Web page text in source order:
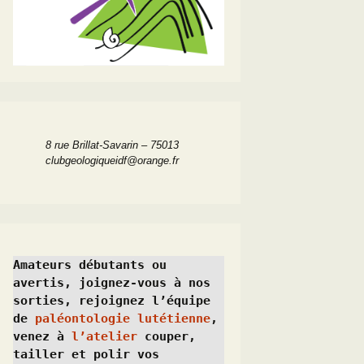
8 rue Brillat-Savarin – 75013
clubgeologiqueidf@orange.fr
Amateurs débutants ou
avertis, joignez-vous à nos
sorties, rejoignez l’équipe
de paléontologie lutétienne,
venez à l’atelier couper,
tailler et polir vos